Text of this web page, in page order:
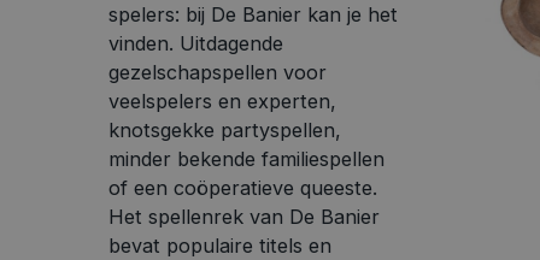
spelers: bij De Banier kan je het
vinden. Uitdagende
gezelschapspellen voor
veelspelers en experten,
knotsgekke partyspellen,
minder bekende familiespellen
of een coöperatieve queeste.
Het spellenrek van De Banier
bevat populaire titels en